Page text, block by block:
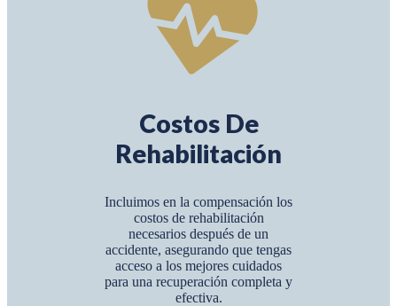
Costos De
Rehabilitación
Incluimos en la compensación los
costos de rehabilitación
necesarios después de un
accidente, asegurando que tengas
acceso a los mejores cuidados
para una recuperación completa y
efectiva.